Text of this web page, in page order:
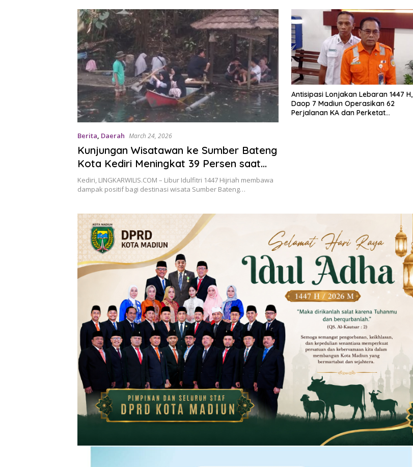
Berita, Daerah March 24, 2026
Kunjungan Wisatawan ke Sumber Bateng
Kota Kediri Meningkat 39 Persen saat
Lebaran 1447 H
Kediri, LINGKARWILIS.COM – Libur Idulfitri 1447 Hijriah membawa
dampak positif bagi destinasi wisata Sumber Bateng…
Antisipasi Lonjakan Lebaran 1447 H,
Daop 7 Madiun Operasikan 62
Perjalanan KA dan Perketat